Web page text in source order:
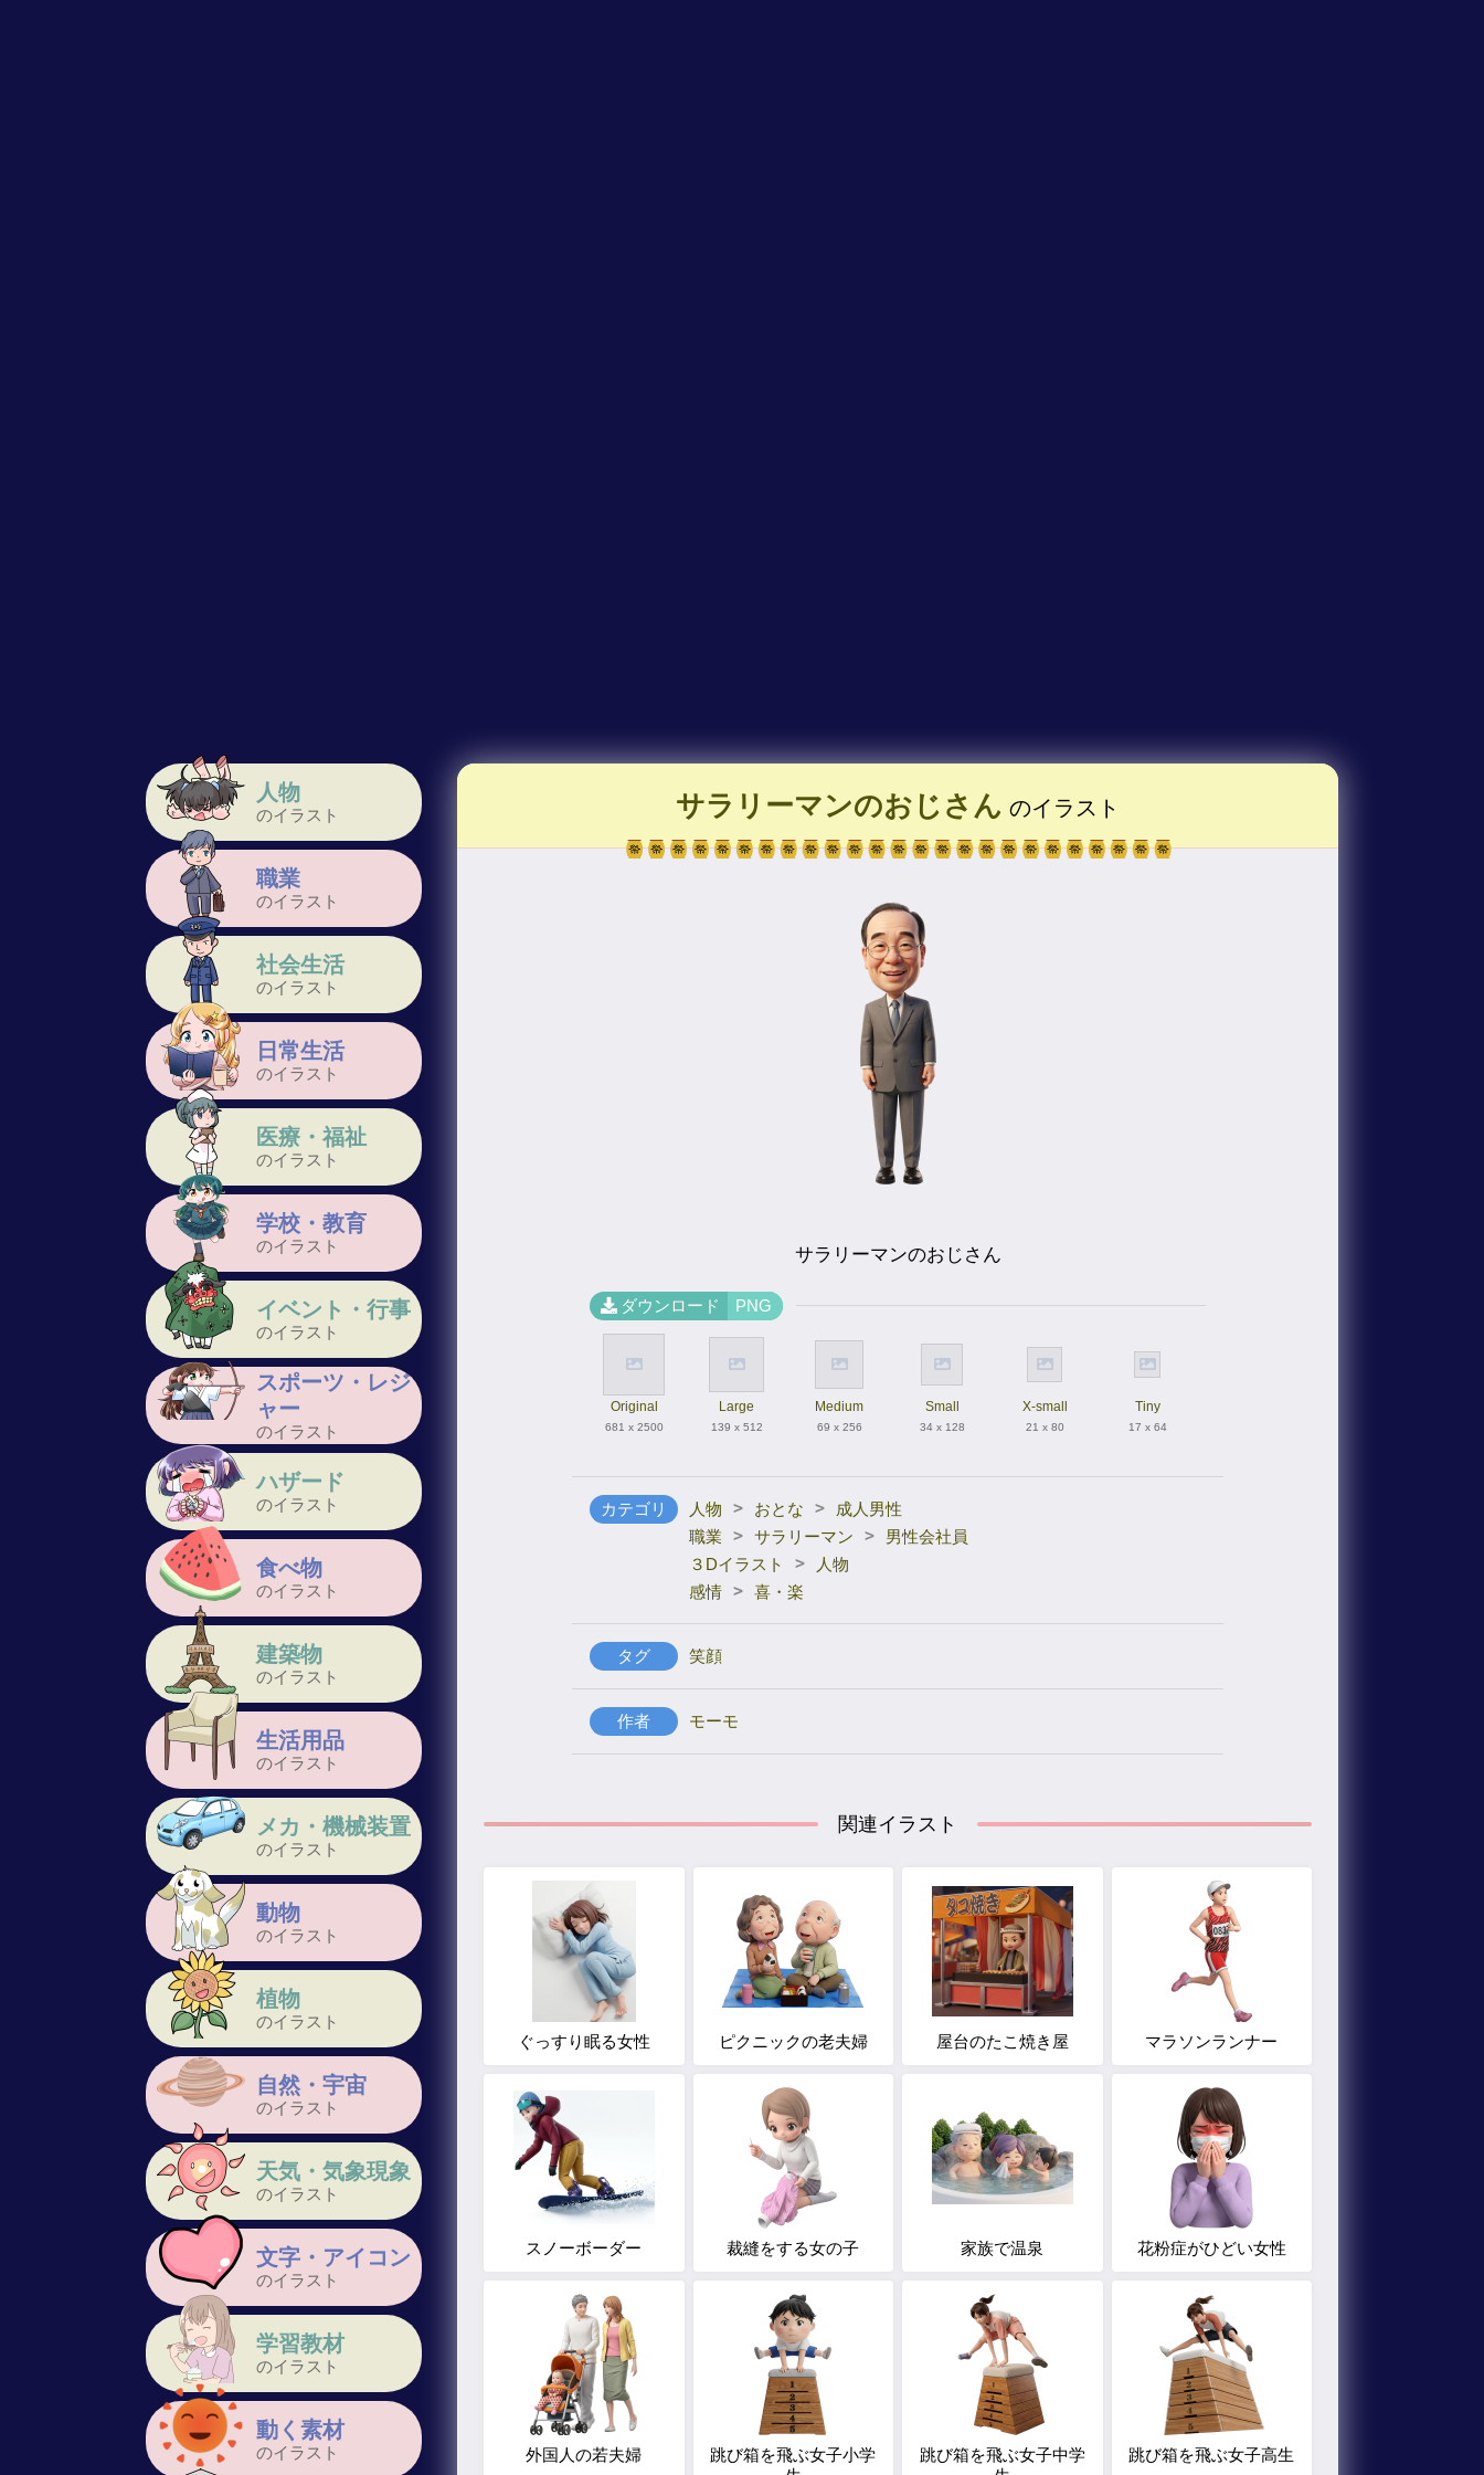
人物
のイラスト
職業
のイラスト
社会生活
のイラスト
日常生活
のイラスト
医療・福祉
のイラスト
学校・教育
のイラスト
イベント・行事
のイラスト
スポーツ・レジ
ャー
のイラスト
ハザード
のイラスト
食べ物
のイラスト
建築物
のイラスト
生活用品
のイラスト
メカ・機械装置
のイラスト
動物
のイラスト
植物
のイラスト
自然・宇宙
のイラスト
天気・気象現象
のイラスト
文字・アイコン
のイラスト
学習教材
のイラスト
動く素材
のイラスト
サラリーマンのおじさん のイラスト
サラリーマンのおじさん
ダウンロード PNG
Original
681 x 2500
Large
139 x 512
Medium
69 x 256
Small
34 x 128
X-small
21 x 80
Tiny
17 x 64
カテゴリ 人物 > おとな >
成人男性
職業
> サラリーマン >
男性会社員
３Dイラスト
>
人物
感情 > 喜・楽
タグ 笑顔
作者 モーモ
関連イラスト
ぐっすり眠る女性 ピクニックの老夫婦 屋台のたこ焼き屋 マラソンランナー
スノーボーダー 裁縫をする女の子 家族で温泉 花粉症がひどい女性
外国人の若夫婦
跳び箱を飛ぶ女子小学
跳び箱を飛ぶ女子中学
跳び箱を飛ぶ女子高生